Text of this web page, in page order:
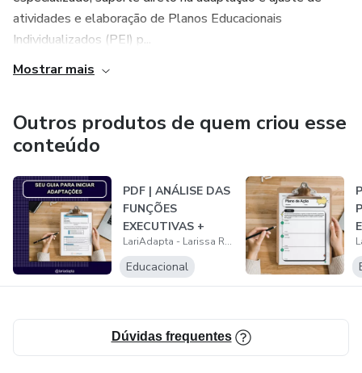
atividades e elaboração de Planos Educacionais
Individualizados (PEI) p...
Mostrar mais
Outros produtos de quem criou esse
conteúdo
PDF | ANÁLISE DAS
FUNÇÕES
EXECUTIVAS +
MATERIAIS BÔNUSLariAdapta - Larissa Ruas
Educacional
Dúvidas frequentes